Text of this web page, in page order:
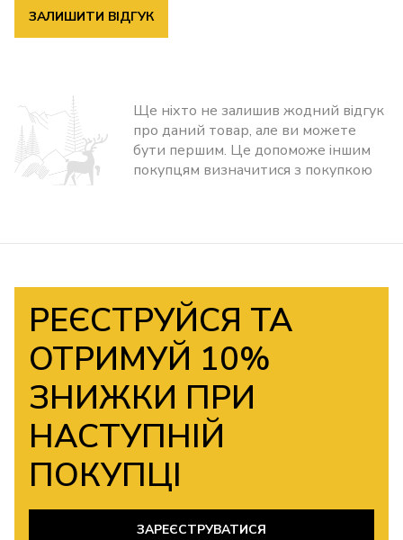
ЗАЛИШИТИ ВІДГУК
Ще ніхто не залишив жодний відгук
про даний товар, але ви можете
бути першим. Це допоможе іншим
покупцям визначитися з покупкою
РЕЄСТРУЙСЯ ТА
ОТРИМУЙ 10%
ЗНИЖКИ ПРИ
НАСТУПНІЙ
ПОКУПЦІ
ЗАРЕЄСТРУВАТИСЯ